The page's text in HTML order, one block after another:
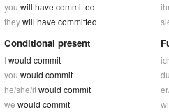
you will have committed
theywill have committed
Conditional present
Iwould commit
you would commit
he/she/itwould commit
we would commit
du